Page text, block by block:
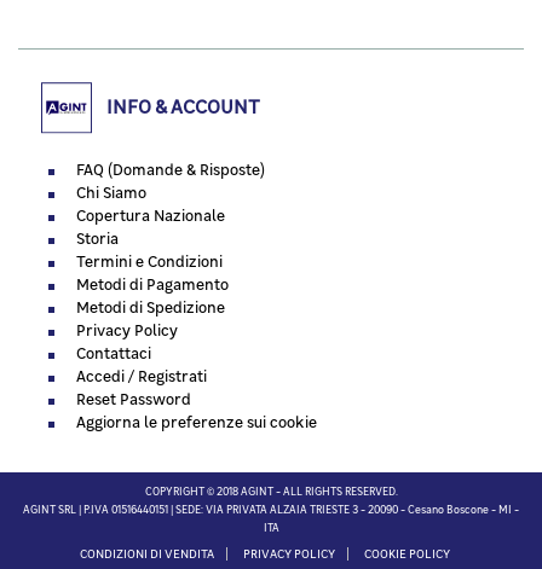
INFO & ACCOUNT
FAQ (Domande & Risposte)
Chi Siamo
Copertura Nazionale
Storia
Termini e Condizioni
Metodi di Pagamento
Metodi di Spedizione
Privacy Policy
Contattaci
Accedi / Registrati
Reset Password
Aggiorna le preferenze sui cookie
COPYRIGHT © 2018 AGINT - ALL RIGHTS RESERVED.
AGINT SRL | P.IVA 01516440151 | SEDE: VIA PRIVATA ALZAIA TRIESTE 3 - 20090 - Cesano Boscone - MI -
ITA
CONDIZIONI DI VENDITA PRIVACY POLICY COOKIE POLICY